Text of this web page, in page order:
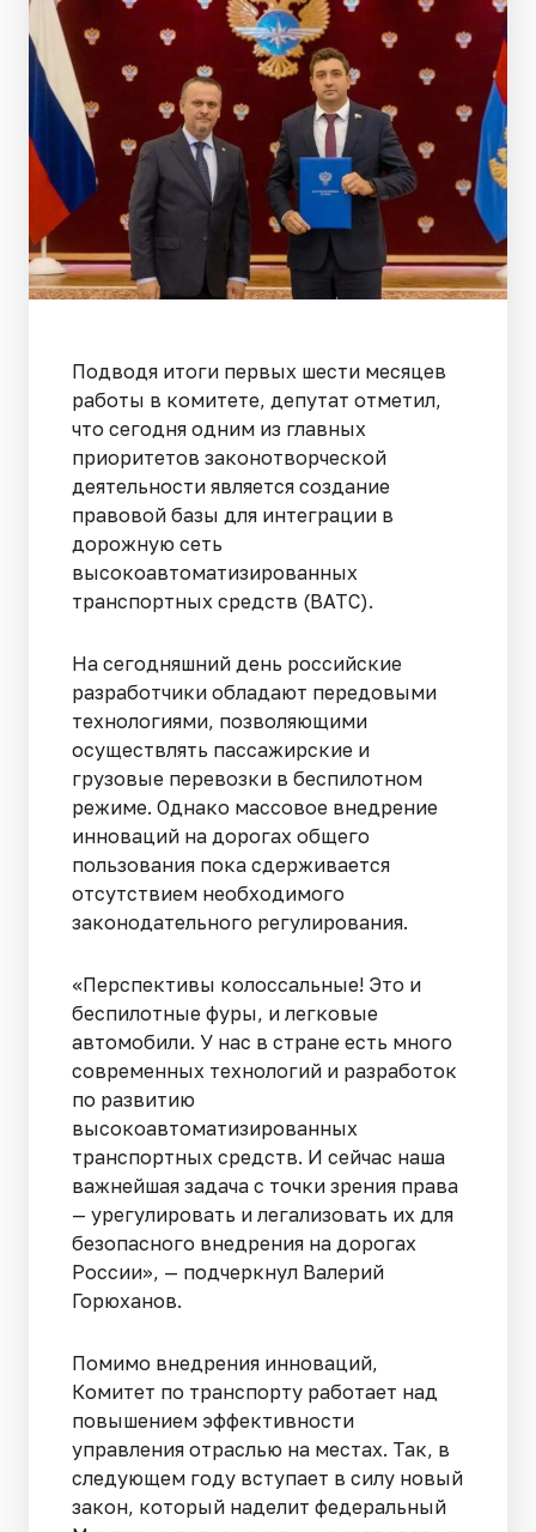
Подводя итоги первых шести месяцев
работы в комитете, депутат отметил,
что сегодня одним из главных
приоритетов законотворческой
деятельности является создание
правовой базы для интеграции в
дорожную сеть
высокоавтоматизированных
транспортных средств (ВАТС).
На сегодняшний день российские
разработчики обладают передовыми
технологиями, позволяющими
осуществлять пассажирские и
грузовые перевозки в беспилотном
режиме. Однако массовое внедрение
инноваций на дорогах общего
пользования пока сдерживается
отсутствием необходимого
законодательного регулирования.
«Перспективы колоссальные! Это и
беспилотные фуры, и легковые
автомобили. У нас в стране есть много
современных технологий и разработок
по развитию
высокоавтоматизированных
транспортных средств. И сейчас наша
важнейшая задача с точки зрения права
— урегулировать и легализовать их для
безопасного внедрения на дорогах
России», — подчеркнул Валерий
Горюханов.
Помимо внедрения инноваций,
Комитет по транспорту работает над
повышением эффективности
управления отраслью на местах. Так, в
следующем году вступает в силу новый
закон, который наделит федеральный